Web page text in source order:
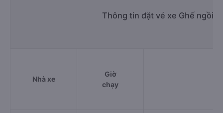
Thông tin đặt vé xe Ghế ngồi
Nhà xe
Giờ
chạy